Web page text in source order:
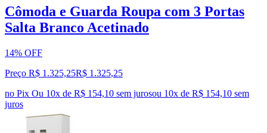
Cômoda e Guarda Roupa com 3 Portas
Salta Branco Acetinado
14% OFF
Preço R$ 1.325,25R$ 1.325,25
no Pix Ou 10x de R$ 154,10 sem jurosou 10x de R$ 154,10 sem
juros